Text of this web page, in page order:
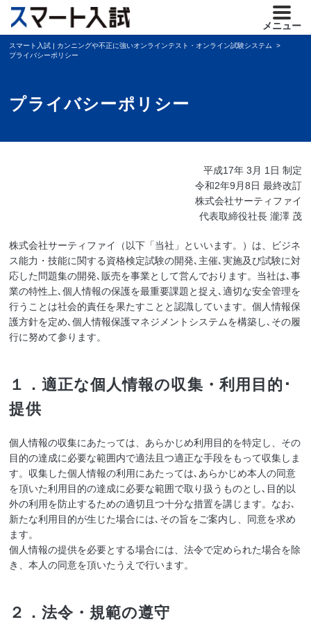
メニュー
スマート入試 | カンニングや不正に強いオンラインテスト・オンライン試験システム
プライバシーポリシー
プライバシーポリシー
平成17年 3月 1日 制定
令和2年9月8日 最終改訂
株式会社サーティファイ
代表取締役社長 瀧澤 茂
株式会社サーティファイ（以下「当社」といいます。）は、ビジネ
ス能力・技能に関する資格検定試験の開発､主催､実施及び試験に対
応した問題集の開発､販売を事業として営んでおります。当社は､事
業の特性上､個人情報の保護を最重要課題と捉え､適切な安全管理を
行うことは社会的責任を果たすことと認識しています。個人情報保
護方針を定め､個人情報保護マネジメントシステムを構築し､その履
行に努めて参ります。
１．適正な個人情報の収集・利用目的･
提供
個人情報の収集にあたっては、あらかじめ利用目的を特定し、その
目的の達成に必要な範囲内で適法且つ適正な手段をもって収集しま
す。収集した個人情報の利用にあたっては､あらかじめ本人の同意
を頂いた利用目的の達成に必要な範囲で取り扱うものとし､目的以
外の利用を防止するための適切且つ十分な措置を講じます。なお､
新たな利用目的が生じた場合には､その旨をご案内し、同意を求め
ます。
個人情報の提供を必要とする場合には、法令で定められた場合を除
き、本人の同意を頂いたうえで行います。
２．法令・規範の遵守